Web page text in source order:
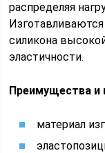
распределяя
силикона
эластичности.
Преимущества и
материал